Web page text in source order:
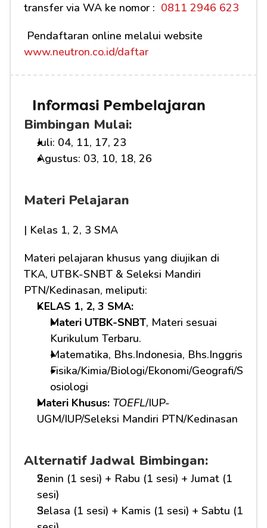
transfer via WA ke nomor : 0811 2946 623
www.neutron.co.id/daftar
Informasi Pembelajaran
Bimbingan Mulai:
Juli: 04, 11, 17, 23
Agustus: 03, 10, 18, 26
Materi Pelajaran
| Kelas 1, 2, 3 SMA
Materi pelajaran khusus yang diujikan di
TKA, UTBK-SNBT & Seleksi Mandiri
PTN/Kedinasan, meliputi:
KELAS 1, 2, 3 SMA:
Materi UTBK-SNBT, Materi sesuai
Kurikulum Terbaru.
Matematika, Bhs.Indonesia, Bhs.Inggris
Fisika/Kimia/Biologi/Ekonomi/Geografi/S
osiologi
Materi Khusus: TOEFL/IUP-
UGM/IUP/Seleksi Mandiri PTN/Kedinasan
Alternatif Jadwal Bimbingan:
Senin (1 sesi) + Rabu (1 sesi) + Jumat (1
sesi)
Selasa (1 sesi) + Kamis (1 sesi) + Sabtu (1